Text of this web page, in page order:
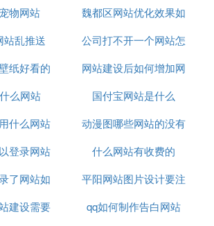
于租房子的网站，以及网上找房源
到这里了，希望对您有所帮助。如
费获取纤让装修报价】
有哪些
展，大多数人都会在网上找房子，
物网站
魏都区网站优化效果如
何
站乱推送
公司打不开一个网站怎
么办
纸好看的
网站建设后如何增加网
络流量
么网站
国付宝网站是什么
什么网站
动漫图哪些网站的没有
水印
登录网站
什么网站有收费的
了网站如
掉
平阳网站图片设计要注
意什么
建设需要
qq如何制作告白网站